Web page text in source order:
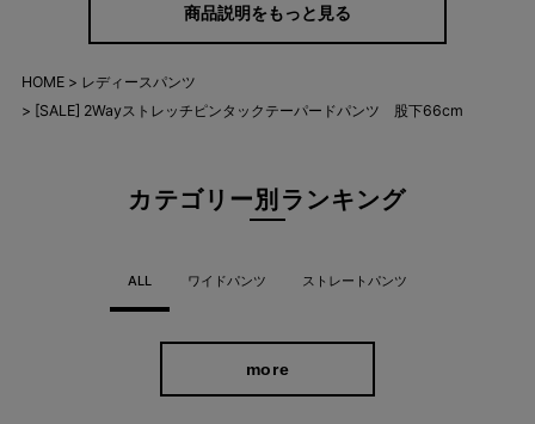
ことで視覚的に脚がすっきり細見え。 体型変化が多い大人世代に
商品説明をもっと見る
HOME
レディースパンツ
[SALE] 2Wayストレッチピンタックテーパードパンツ 股下66cm
カテゴリー別ランキング
ALL ワイドパンツ ストレートパンツ
more